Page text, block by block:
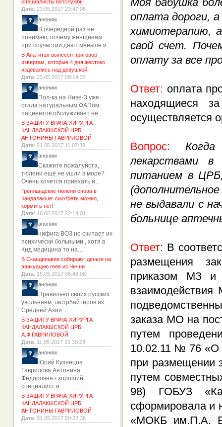
оплата дороги, а
химиотерапию,
свой счет.
оплату за все
Ответ: оплата
находящиеся
осуществляется
Вопрос:
лекарствами
питанием в ЦРБ,
не выдавали с
больнице
Ответ: В
размещения
приказом МЗ
заказа МО на
путем
10.02.11 № 76 «О
при размещении
путем
98) ГОБУЗ
сформировала и
«МОКБ им.П.А.
специалисты ветслужбы
Дата: 23.05.2017 23:47:05
аноним
В очередной раз не
понимаю, почему женщинам
при соучастии дают меньше и...
В Апатитах вынесен приговор
извергам, которые 4 дня жестоко
издевались над девушкой
Дата: 23.05.2017 09:14:37
аноним
Пол-ка на Ниве-3 уже
стала натуральным ФАПом,
пациентов обслуживает не...
В ЗАЩИТУ ВРАЧА-ХИРУРГА
КАНДАЛАКШСКОЙ ЦРБ
АНТОНИНЫ ГАВРИЛОВОЙ
Дата: 21.05.2017 11:07:39
аноним
Скажите пожалуйста,
тюлени ещё не ушли в море?
Очень хочется приехать и...
Гренландские тюлени снова в
Кандалакше: смотреть можно,
кормить нет!
Дата: 16.05.2017 22:14:01
аноним
нифига ВОЗ не считает их
психически больными , хотя в
Кнд медицина то на...
В Скандинавии собирают деньги на
эвакуацию геев из Чечни
Дата: 15.05.2017 06:48:08
аноним
Правильно своих русских
увольняем, гастрбайтеров из
Средней Азии...
В ЗАЩИТУ ВРАЧА-ХИРУРГА
КАНДАЛАКШСКОЙ ЦРБ
А.Ф.ГАВРИЛОВОЙ
Дата: 11.05.2017 23:38:23
аноним
Юрий Кузнецов
Гаврилова Антонина
Фёдоровна - хороший
специалист и...
В ЗАЩИТУ ВРАЧА-ХИРУРГА
КАНДАЛАКШСКОЙ ЦРБ
АНТОНИНЫ ГАВРИЛОВОЙ
Дата: 01.05.2017 20:22:36